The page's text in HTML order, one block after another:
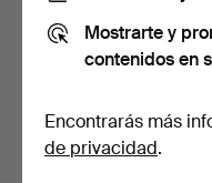
Subastado 16 dic 2025
1 puja
35 USD
Mostrarte y
contenidos en
Encontrarás más
de privacidad.